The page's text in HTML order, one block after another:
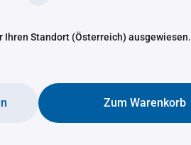
Ihren Standort (Österreich) ausgewiesen.
Zum Warenkorb